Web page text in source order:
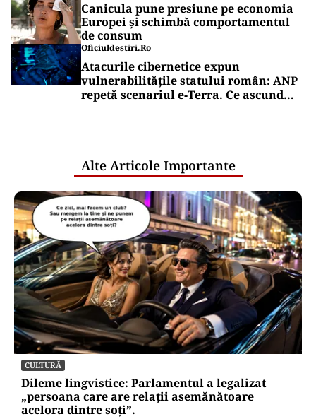
Canicula pune presiune pe economia
Europei și schimbă comportamentul
de consum
Oficiuldestiri.ro
Atacurile cibernetice expun
vulnerabilitățile statului român: ANP
repetă scenariul e‑Terra. Ce ascund
Alte Articole Importante
CULTURĂ
Dileme lingvistice: Parlamentul a legalizat
„persoana care are relații asemănătoare
acelora dintre soți”.